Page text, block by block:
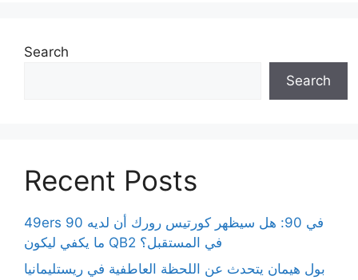
Search
Search
Recent Posts
49ers 90 في 90: هل سيظهر كورتيس رورك أن لديه
ما يكفي ليكون QB2 في المستقبل؟
بول هيمان يتحدث عن اللحظة العاطفية في ريستليمانيا